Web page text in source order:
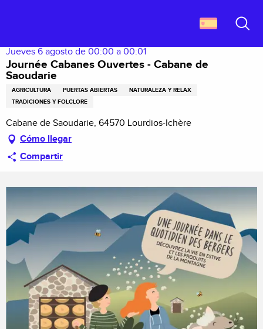
principal
Journée Cabanes Ouvertes - Cabane de Saoudarie
Jueves 6 agosto de 00:00 a 00:01
Journée Cabanes Ouvertes - Cabane de
Saoudarie
AGRICULTURA PUERTAS ABIERTAS
NATURALEZA Y RELAX
TRADICIONES Y FOLCLORE
Cabane de Saoudarie, 64570 Lourdios-Ichère
Cómo llegar
Compartir